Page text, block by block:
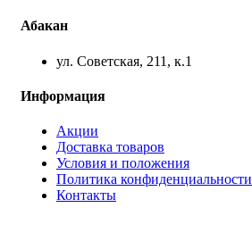
Абакан
ул. Советская, 211, к.1
Информация
Акции
Доставка товаров
Условия и положения
Политика конфиденциальности
Контакты